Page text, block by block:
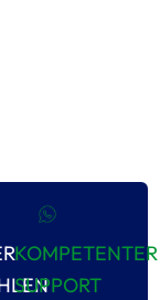
KOMPETENTER
SUPPORT